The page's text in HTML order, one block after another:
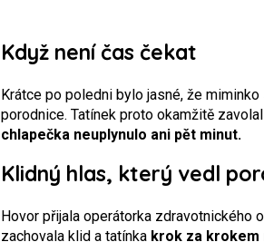
Když není čas čekat
Krátce po poledni bylo jasné, že
porodnice. Tatínek proto okamžitě
chlapečka neuplynulo ani pět minut.
Klidný hlas, který vedl
Hovor přijala operátorka zdravotnického
zachovala klid a tatínka krok za krokem